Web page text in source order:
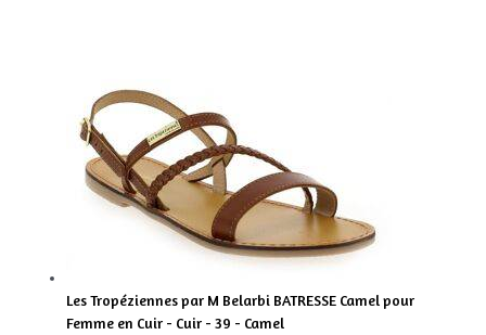
Les Tropéziennes par M Belarbi BATRESSE Camel pour
Femme en Cuir - Cuir - 39 - Camel